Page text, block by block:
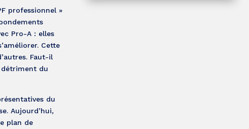
professionnel »
Pro-A : elles
Cette
Faut-il
détriment du
du
Aujourd’hui,
plan de